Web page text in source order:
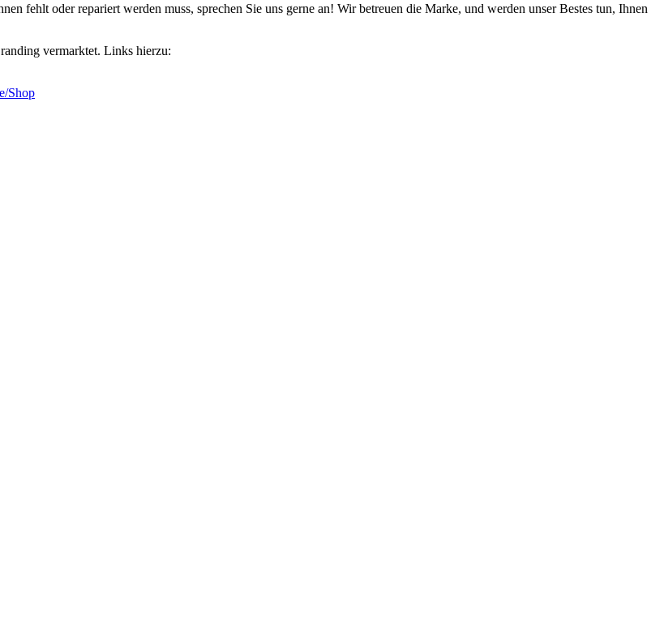
fehlt oder repariert werden muss, sprechen Sie uns gerne an! Wir betreuen die Marke, und werden unser Bestes tun, Ihnen
vermarktet. Links hierzu:
Shop